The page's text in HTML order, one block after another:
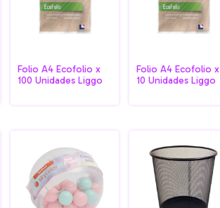
Folio A4 Ecofolio x
100 Unidades Liggo
Folio A4 Ecofolio x
10 Unidades Liggo